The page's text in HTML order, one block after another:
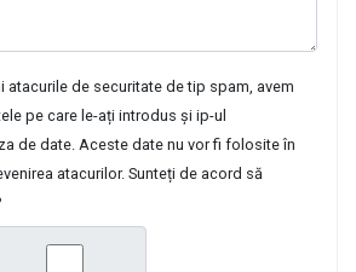
atacurile de securitate de tip spam, avem
pe care le-ați introdus și ip-ul
de date. Aceste date nu vor fi folosite în
atacurilor. Sunteți de acord să